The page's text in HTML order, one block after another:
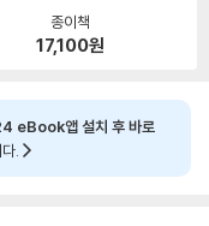
종이책
17,100원
eBook앱 설치 후 바로
.